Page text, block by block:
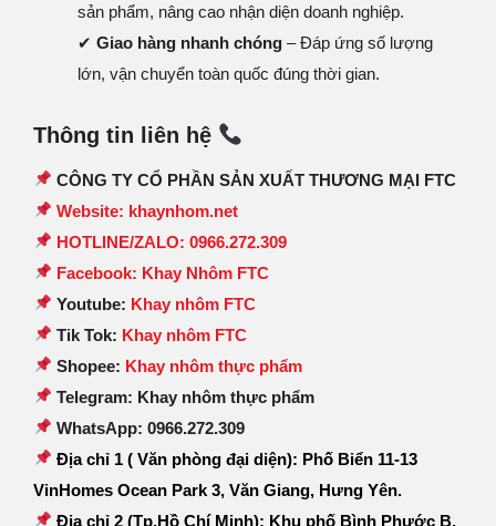
sản phẩm, nâng cao nhận diện doanh nghiệp.
✔ Giao hàng nhanh chóng – Đáp ứng số lượng
lớn, vận chuyển toàn quốc đúng thời gian.
Thông tin liên hệ
CÔNG TY CỔ PHẦN SẢN XUẤT THƯƠNG MẠI FTC
Website: khaynhom.net
HOTLINE/ZALO: 0966.272.309
Facebook: Khay Nhôm FTC
Youtube: Khay nhôm FTC
Tik Tok: Khay nhôm FTC
Shopee: Khay nhôm thực phẩm
Telegram: Khay nhôm thực phẩm
WhatsApp: 0966.272.309
Địa chỉ 1 ( Văn phòng đại diện): Phố Biển 11-13
VinHomes Ocean Park 3, Văn Giang, Hưng Yên.
Địa chỉ 2 (Tp.Hồ Chí Minh): Khu phố Bình Phước B,